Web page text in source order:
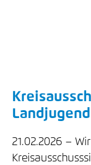
Landjugend
21.02.2026